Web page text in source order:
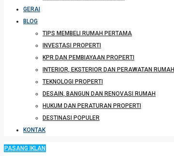
GERAI
BLOG
TIPS MEMBELI RUMAH PERTAMA
INVESTASI PROPERTI
KPR DAN PEMBIAYAAN PROPERTI
INTERIOR, EKSTERIOR DAN PERAWATAN RUMAH
TEKNOLOGI PROPERTI
DESAIN, BANGUN DAN RENOVASI RUMAH
HUKUM DAN PERATURAN PROPERTI
DESTINASI POPULER
KONTAK
PASANG IKLAN